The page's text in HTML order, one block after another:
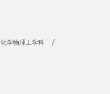
化学物理工学科